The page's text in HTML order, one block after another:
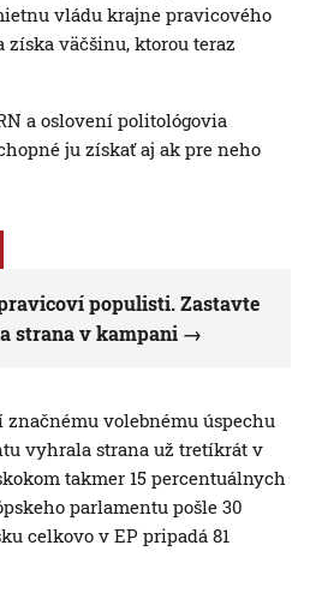
vládu krajne pravicového
väčšinu, ktorou teraz
a oslovení politológovia
ju získať aj ak pre neho
populisti. Zastavte
strana v kampani
značnému volebnému úspechu
vyhrala strana už tretíkrát v
takmer 15 percentuálnych
parlamentu pošle 30
celkovo v EP pripadá 81